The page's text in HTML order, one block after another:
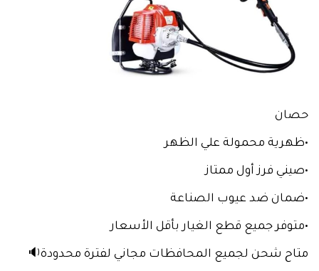
حصان
•ظهرية محمولة علي الظهر
•صيني فرز أول ممتاز
•ضمان ضد عيوب الصناعة
•متوفر جميع قطع الغيار بأقل الأسعار
متاح شحن لجميع المحافظات مجاني لفترة محدودة🔉